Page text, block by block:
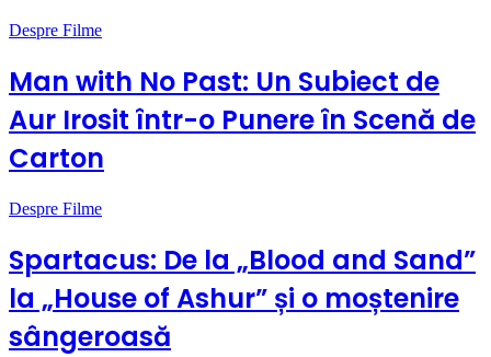
Despre Filme
Man with No Past: Un Subiect de
Aur Irosit într-o Punere în Scenă de
Carton
Despre Filme
Spartacus: De la „Blood and Sand”
la „House of Ashur” și o moștenire
sângeroasă